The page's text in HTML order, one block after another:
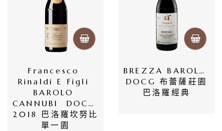
Francesco
Rinaldi E Figli
BAROLO
CANNUBI  DOCG
2018 巴洛羅坎努比
單一園
BREZZA BAROLO
DOCG 布蕾薩莊園
巴洛羅經典